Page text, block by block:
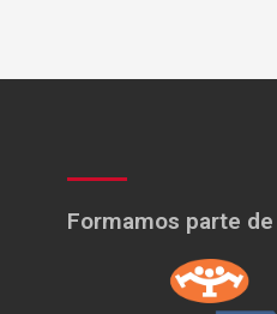
Formamos parte de